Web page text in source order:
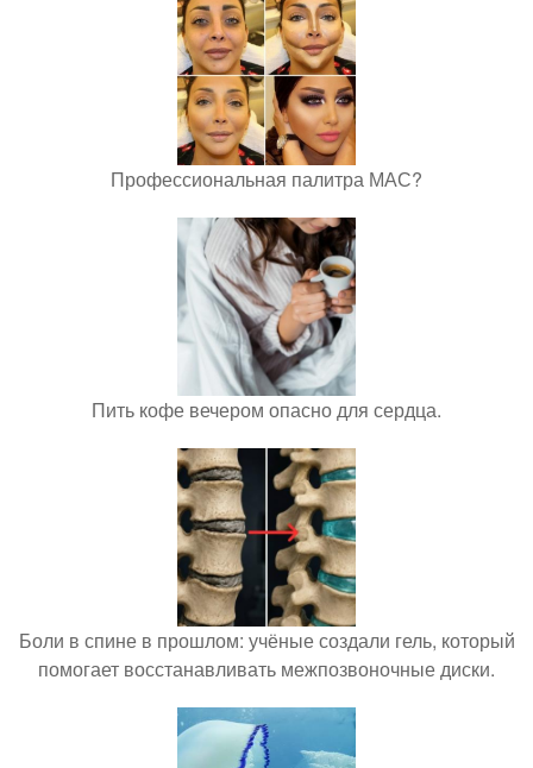
Профессиональная палитра МАС?
Пить кофе вечером опасно для сердца.
Боли в спине в прошлом: учёные создали гель, который
помогает восстанавливать межпозвоночные диски.